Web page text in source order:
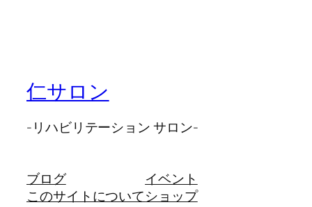
仁サロン
-リハビリテーション サロン-
ブログ
このサイトについて
イベント
ショップ